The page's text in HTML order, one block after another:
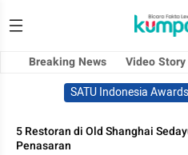
Breaking News Video Story
SATU Indonesia Awards
5 Restoran di Old Shanghai
Penasaran